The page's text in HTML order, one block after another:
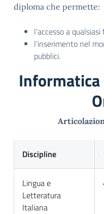
diploma che permette:
l’accesso a
l’inserimento nel
pubblici.
Informatica
Discipline
Lingua e
Letteratura
Italiana